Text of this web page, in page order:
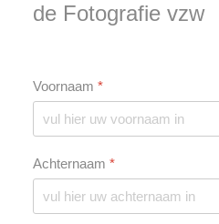
de Fotografie vzw
Voornaam *
Achternaam *